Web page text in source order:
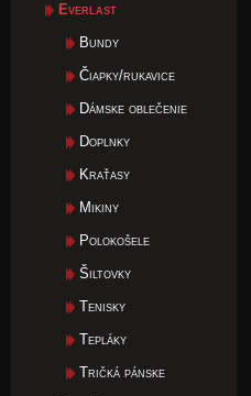
Everlast
Bundy
Čiapky/rukavice
Dámske oblečenie
Doplnky
Kraťasy
Mikiny
Polokošele
Šiltovky
Tenisky
Tepláky
Tričká pánske